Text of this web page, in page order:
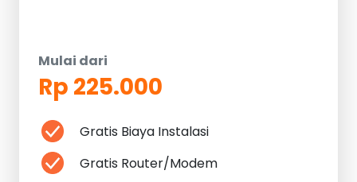
Mulai dari
Rp 225.000
Gratis Biaya Instalasi
Gratis Router/Modem